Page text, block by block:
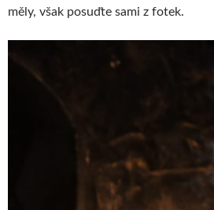
měly, však posuďte sami z fotek.